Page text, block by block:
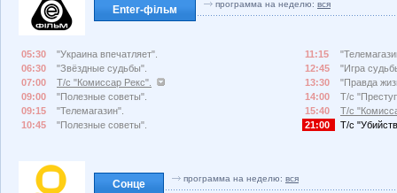
Enter-фільм программа на неделю: вся
05:30
"Украина впечатляет".
06:30
"Звёздные судьбы".
07:00
Т/с "Комиссар Рекс".
09:00
"Полезные советы".
09:15
"Телемагазин".
10:45
"Полезные советы".
11:15
12:45
"Игра
13:30
"Правда
14:00
Т/с
15:40
Т/с
21:00
Т/с
Сонце программа на неделю: вся